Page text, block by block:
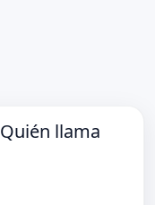
llama